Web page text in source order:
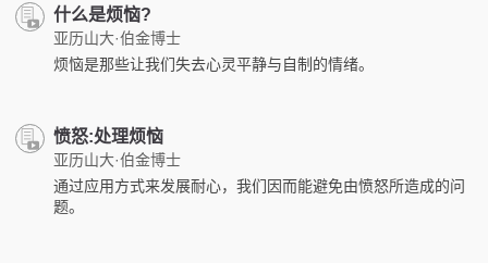
什么是烦恼?
亚历山大·伯金博士
烦恼是那些让我们失去心灵平静与自制的情绪。
愤怒:处理烦恼
亚历山大·伯金博士
通过应用方式来发展耐心，我们因而能避免由愤怒所造成的问
题。